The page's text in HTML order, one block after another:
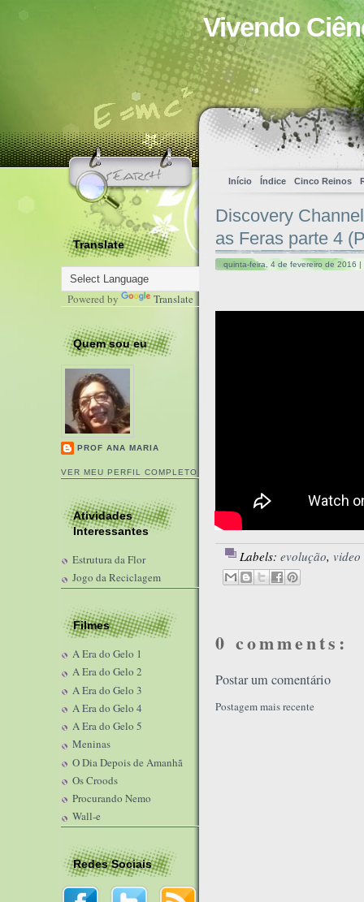
Vivendo
Início Índice Cinco Reinos
Translate
Powered by Translate
Quem sou eu
PROF ANA MARIA
VER MEU PERFIL COMPLETO
Atividades
Interessantes
Estrutura da Flor
Jogo da Reciclagem
Filmes
A Era do Gelo 1
A Era do Gelo 2
A Era do Gelo 3
A Era do Gelo 4
A Era do Gelo 5
Meninas
O Dia Depois de Amanhã
Os Croods
Procurando Nemo
Wall-e
Redes Sociais
Discovery
as Feras parte 4
quinta-feira, 4 de fevereiro de 2016 |
Labels: evolução, video
0 comments:
Postar um comentário
Postagem mais recente